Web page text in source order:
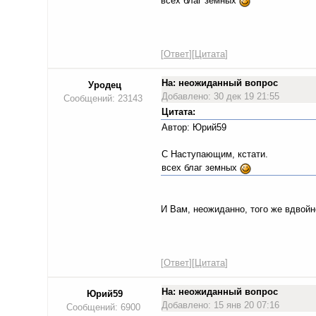
[Ответ][Цитата]
Уродец
Сообщений: 23143
На: неожиданный вопрос
Добавлено: 30 дек 19 21:55
Цитата:
Автор: Юрий59
С Наступающим, кстати.
всех благ земных
И Вам, неожиданно, того же
[Ответ][Цитата]
Юрий59
Сообщений: 6900
На: неожиданный вопрос
Добавлено: 15 янв 20 07:16